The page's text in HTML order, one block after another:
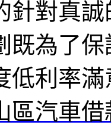
針對真誠
既為了
低利率
區汽車借